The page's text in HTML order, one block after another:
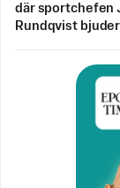
där sportchefen
Rundqvist